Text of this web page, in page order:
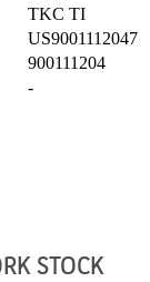
TKC TI
US9001112047
900111204
-